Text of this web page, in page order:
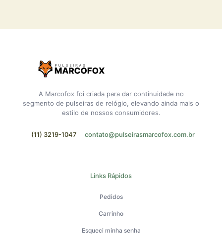
A Marcofox foi criada para dar continuidade no
segmento de pulseiras de relógio, elevando ainda mais o
estilo de nossos consumidores.
(11) 3219-1047 contato@pulseirasmarcofox.com.br
Links Rápidos
Pedidos
Carrinho
Esqueci minha senha